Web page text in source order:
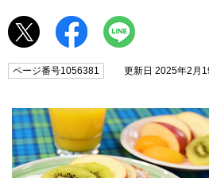
ページ番号1056381 更新日 2025年2月